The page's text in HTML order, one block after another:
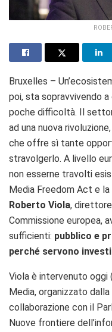
Bruxelles –
poi, sta sopravvivendo
poche difficoltà. Il
ad una nuova
che offre sì tante
stravolgerlo. A livello
non esserne travolti
Media Freedom Act e
Roberto Viola,
Commissione europea,
sufficienti: pubblico e
perché servono
Viola è intervenuto oggi
Media, organizzato
collaborazione con il
Nuove frontiere